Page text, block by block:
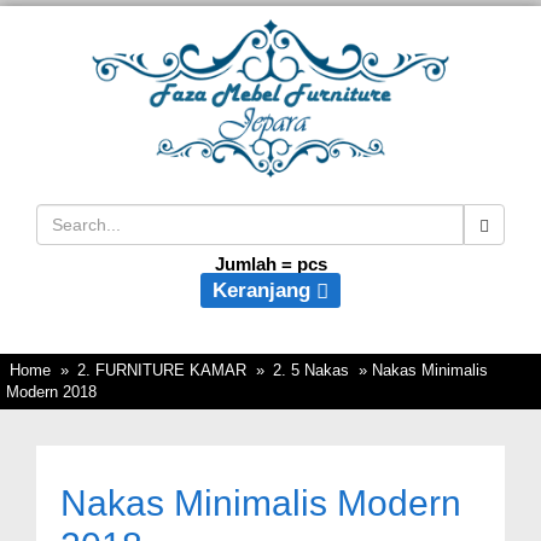
Jumlah = pcs
Keranjang
Home » 2. FURNITURE KAMAR » 2. 5 Nakas » Nakas Minimalis
Modern 2018
Nakas Minimalis Modern